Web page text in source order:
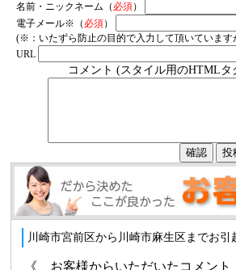
名前・ニックネーム（ 必須）
電子メール※（ 必須）
(※：いたずら防止の目的で入力して頂いています
URL
コメント (スタイル用のHTML